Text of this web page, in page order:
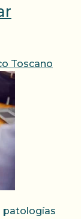
Toscano
patologías